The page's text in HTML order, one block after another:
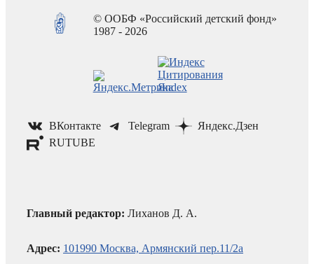
© ООБФ «Российский детский фонд»
1987 - 2026
ВКонтакте Telegram
Яндекс.Дзен
RUTUBE
Главный редактор: Лиханов Д. А.
Адрес: 101990 Москва, Армянский пер.11/2а